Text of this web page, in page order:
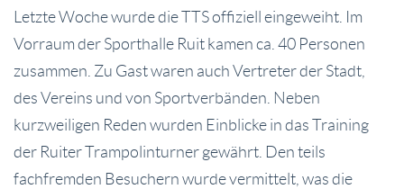
Letzte Woche wurde die TTS offiziell eingeweiht. Im
Vorraum der Sporthalle Ruit kamen ca. 40 Personen
zusammen. Zu Gast waren auch Vertreter der Stadt,
des Vereins und von Sportverbänden. Neben
kurzweiligen Reden wurden Einblicke in das Training
der Ruiter Trampolinturner gewährt. Den teils
fachfremden Besuchern wurde vermittelt, was die